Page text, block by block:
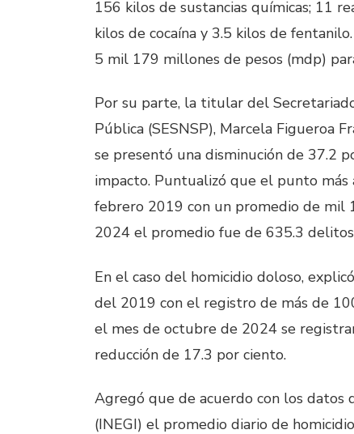
156 kilos de sustancias químicas; 11
kilos de cocaína y 3.5 kilos de
5 mil 179 millones de pesos (mdp)
Por su parte, la titular del
Pública (SESNSP), Marcela Figueroa
se presentó una disminución de 37.2
impacto. Puntualizó que el punto
febrero 2019 con un promedio de mil
2024 el promedio fue de 635.3
En el caso del homicidio doloso,
del 2019 con el registro de más de
el mes de octubre de 2024 se
reducción de 17.3 por ciento.
Agregó que de acuerdo con los datos
(INEGI) el promedio diario de